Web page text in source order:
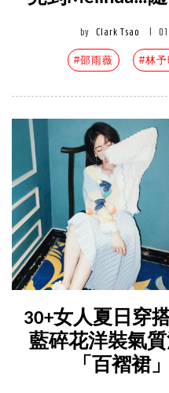
by Clark Tsao
#邵雨薇 #林予
30+女人夏日穿
藍碎花洋裝氣
「百褶裙